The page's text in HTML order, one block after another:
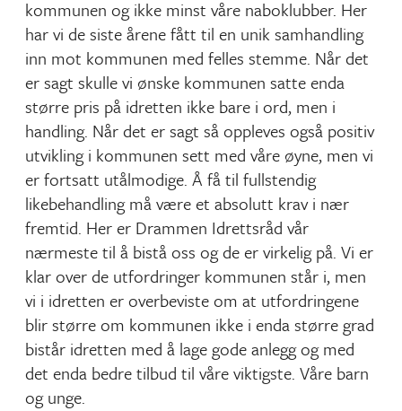
kommunen og ikke minst våre naboklubber. Her
har vi de siste årene fått til en unik samhandling
inn mot kommunen med felles stemme. Når det
er sagt skulle vi ønske kommunen satte enda
større pris på idretten ikke bare i ord, men i
handling. Når det er sagt så oppleves også positiv
utvikling i kommunen sett med våre øyne, men vi
er fortsatt utålmodige. Å få til fullstendig
likebehandling må være et absolutt krav i nær
fremtid. Her er Drammen Idrettsråd vår
nærmeste til å bistå oss og de er virkelig på. Vi er
klar over de utfordringer kommunen står i, men
vi i idretten er overbeviste om at utfordringene
blir større om kommunen ikke i enda større grad
bistår idretten med å lage gode anlegg og med
det enda bedre tilbud til våre viktigste. Våre barn
og unge.